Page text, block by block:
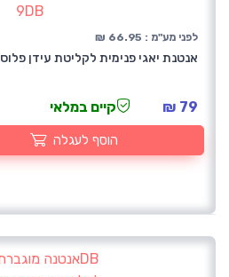
לפני מע"מ : 66.95 ₪
אנטנת יאגי פנימית לקליטת עידן פלוס SAKAL EU-006 9DB
79 ₪ קיים במלאי
הוסף לעגלה